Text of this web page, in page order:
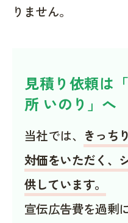
りません。
見積り依頼は
所 いのり」へ
当社では、 きっち
対価をいただく、
供しています。
宣伝広告費を過剰